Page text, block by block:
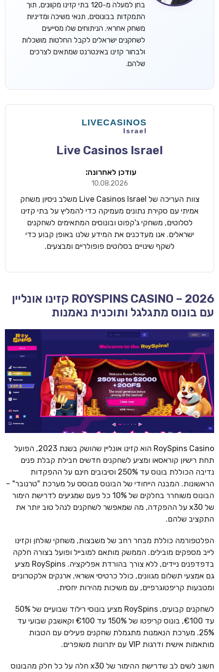
בחן למעלה מ-120 בתי קזינו מקוונים, תוך
התמקדות בבונוסים, תנאי משיכה ומדיניות
משחק אחראי. הניתוחים שלו מסייעים
לשחקנים ישראלים לקבל החלטות מושכלות
ולבחור קזינו באינטרנט שמתאים לצרכים
שלהם.
Live Casinos Israel
עודכן לאחרונה:
10.08.2026
צוות העריכה של Live Casinos Israel משלב ניסיון משחק
אמיתי עם סקירת נתונים מעמיקה כדי להמליץ על בתי קזינו
לסלוטים, משחקי ג'קפוט ובונוסים המתאימים לשחקנים
ישראלים. אנו מעדכנים את המידע שלנו באופן קבוע כדי
לשקף שינויים בסלוטים פופולריים ומבצעים.
ROYSPINS CASINO – 2026 קזינו אונליין
עם בונוס מתגלגל ותוכנית נאמנות
RoySpins Casino הוא קזינו אונליין שהושק בשנת 2023, הפועל
תחת רישיון קוראסאו ומציע לשחקנים חדשים חבילת קבלת פנים
נדיבה הכוללת בונוס עד 250% וסיבובים חינם על ההפקדות
הראשונות. המבנה הייחודי של הבונוס מבוסס על מערכת "טרנובר" –
הבונוס משוחרר בחלקים של 10% כל פעם שמגיעים לדרישת הימור
של x30 על ההפקדה, מה שמאפשר לשחקנים לנהל טוב יותר את
התקציב שלהם.
הפלטפורמה כוללת מבחר רחב של משבצות, משחקי שולחן וקזינו
לייב מספקים מובילים. הממשק מותאם למובייל ופועל בצורה חלקה
בדפדפנים ניידים, ללא צורך בהורדת אפליקציה. RoySpins מציע
גם אמצעי תשלום מגוונים, כולל כרטיסי אשראי, ארנקים אלקטרוניים
ומטבעות קריפטוגרפיים, עם משיכות מהירות יחסית.
לשחקנים קבועים, RoySpins מציע בונוסי רילוד שבועיים של 50%
עד €100, בונוס קריפטו של 150% עד €100 וקאשבק שבועי עד
25%. מערכת הנאמנות מתגמלת שחקנים פעילים עם הטבות
מותאמות אישית ודרגות VIP עם יתרונות משופרים.
חשוב לשים לב שדרישת ההימור של x30 חלה על כל חלק מהבונוס